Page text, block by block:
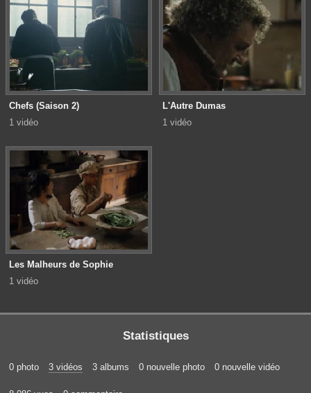
Chefs (Saison 2)
1 vidéo
L'Autre Dumas
1 vidéo
Les Malheurs de Sophie
1 vidéo
Statistiques
0 photo 3 vidéos 3 albums 0 nouvelle photo 0 nouvelle vidéo